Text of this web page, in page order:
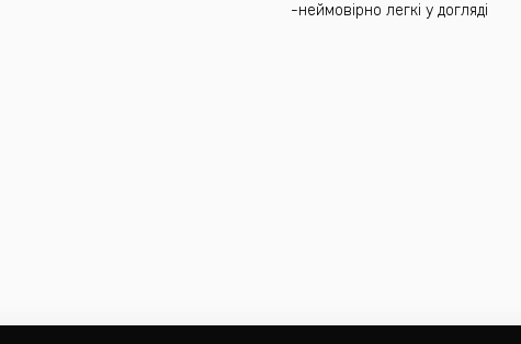
-неймовірно легкі у догляді